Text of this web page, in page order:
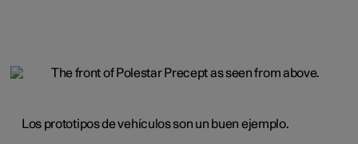
Los prototipos de vehículos son un buen ejemplo.